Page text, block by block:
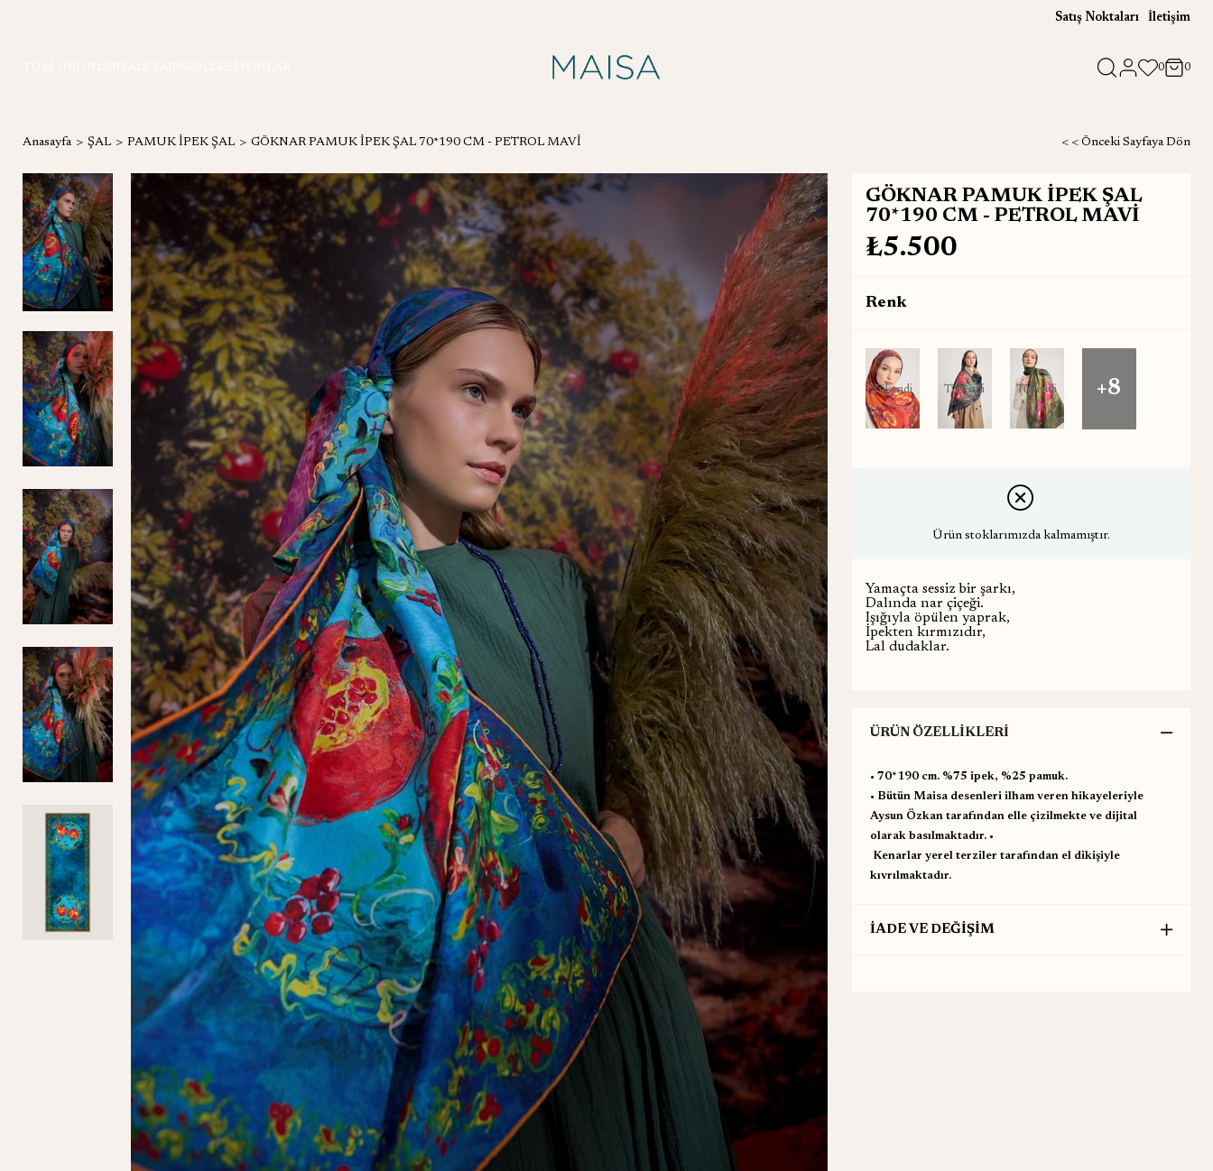
Satış Noktaları İletişim
0 0
Anasayfa ŞAL PAMUK İPEK ŞAL GÖKNAR PAMUK İPEK ŞAL 70*190 CM - PETROL MAVİ < < Önceki Sayfaya Dön
GÖKNAR PAMUK İPEK ŞAL
70*190 CM - PETROL MAVİ
₺5.500
Renk
Tükendi Tükendi Tükendi +8
Ürün stoklarımızda kalmamıştır.
Yamaçta sessiz bir şarkı,
Dalında nar çiçeği.
Işığıyla öpülen yaprak,
İpekten kırmızıdır,
Lal dudaklar.
ÜRÜN ÖZELLIKLERI
•⁠ ⁠70*190 cm. %75 ipek, %25 pamuk.
•⁠ ⁠Bütün Maisa desenleri ilham veren hikayeleriyle
Aysun Özkan tarafından elle çizilmekte ve dijital
olarak basılmaktadır. •
⁠ ⁠Kenarlar yerel terziler tarafından el dikişiyle
kıvrılmaktadır.
İADE VE DEĞİŞİM